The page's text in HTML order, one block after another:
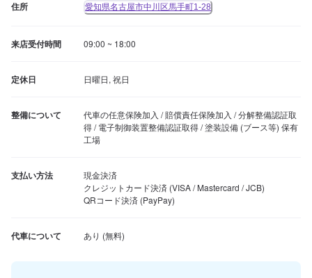
住所 愛知県名古屋市中川区馬手町1-28
来店受付時間 09:00 ~ 18:00
定休日 日曜日, 祝日
整備について
代車の任意保険加入 / 賠償責任保険加入 / 分解整備認証取
得 / 電子制御装置整備認証取得 / 塗装設備 (ブース等) 保有
工場
支払い方法
現金決済
クレジットカード決済 (VISA / Mastercard / JCB)
QRコード決済 (PayPay)
代車について